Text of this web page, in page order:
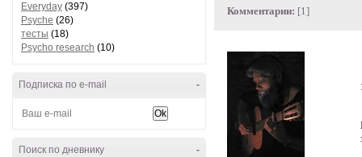
Everyday (397)
Psyche (26)
тесты (18)
Psycho research (10)
-
Подписка по e-mail
-
Поиск по дневнику
Комментарии: [1]